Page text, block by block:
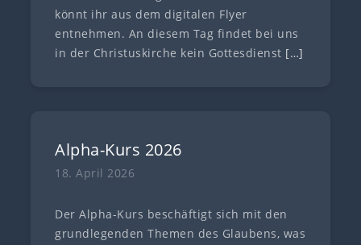
könnt ihr aus dem digitalen Flyer
entnehmen. An diesem Tag findet bei uns
in der Christuskirche kein Gottesdienst […]
Alpha-Kurs 2026
18. April 2026
Der Alpha-Kurs beschäftigt sich mit den
grundlegenden Themen des Glaubens, was